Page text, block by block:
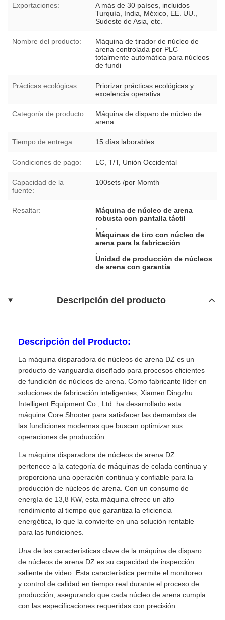
Exportaciones:
A más de 30 países, incluidos
Turquía, India, México, EE. UU.,
Sudeste de Asia, etc.
Nombre del producto:
Máquina de tirador de núcleo de
arena controlada por PLC
totalmente automática para núcleos
de fundi
Prácticas ecológicas:
Priorizar prácticas ecológicas y
excelencia operativa
Categoría de producto:
Máquina de disparo de núcleo de
arena
Tiempo de entrega: 15 días laborables
Condiciones de pago: LC, T/T, Unión Occidental
Capacidad de la
fuente:
100sets /por Momth
Resaltar:
Máquina de núcleo de arena
robusta con pantalla táctil
Máquinas de tiro con núcleo de
arena para la fabricación
Unidad de producción de núcleos
de arena con garantía
Descripción del producto
Descripción del Producto:
La máquina disparadora de núcleos de arena DZ es un
producto de vanguardia diseñado para procesos eficientes
de fundición de núcleos de arena. Como fabricante líder en
soluciones de fabricación inteligentes, Xiamen Dingzhu
Intelligent Equipment Co., Ltd. ha desarrollado esta
máquina Core Shooter para satisfacer las demandas de
las fundiciones modernas que buscan optimizar sus
operaciones de producción.
La máquina disparadora de núcleos de arena DZ
pertenece a la categoría de máquinas de colada continua y
proporciona una operación continua y confiable para la
producción de núcleos de arena. Con un consumo de
energía de 13,8 KW, esta máquina ofrece un alto
rendimiento al tiempo que garantiza la eficiencia
energética, lo que la convierte en una solución rentable
para las fundiciones.
Una de las características clave de la máquina de disparo
de núcleos de arena DZ es su capacidad de inspección
saliente de video. Esta característica permite el monitoreo
y control de calidad en tiempo real durante el proceso de
producción, asegurando que cada núcleo de arena cumpla
con las especificaciones requeridas con precisión.